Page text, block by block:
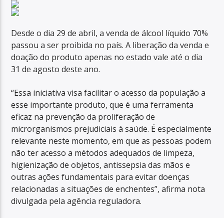
Desde o dia 29 de abril, a venda de álcool líquido 70%
passou a ser proibida no país. A liberação da venda e
doação do produto apenas no estado vale até o dia
31 de agosto deste ano.
“Essa iniciativa visa facilitar o acesso da população a
esse importante produto, que é uma ferramenta
eficaz na prevenção da proliferação de
microrganismos prejudiciais à saúde. É especialmente
relevante neste momento, em que as pessoas podem
não ter acesso a métodos adequados de limpeza,
higienização de objetos, antissepsia das mãos e
outras ações fundamentais para evitar doenças
relacionadas a situações de enchentes”, afirma nota
divulgada pela agência reguladora.